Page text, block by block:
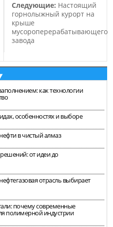
Следующие: Настоящий
горнолыжный курорт на
крыше
мусороперерабатывающего
завода
как технологии
особенностях и выборе
в чистый алмаз
от идеи до
отрасль выбирает
почему современные
полимерной индустрии